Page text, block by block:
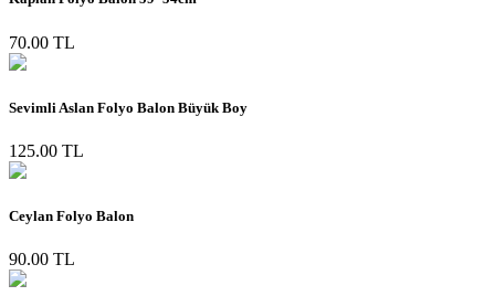
70.00 TL
Sevimli Aslan Folyo Balon Büyük Boy
125.00 TL
Ceylan Folyo Balon
90.00 TL